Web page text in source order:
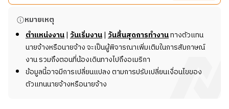
รายละเอียดงาน
เรากำลังมองหาIce Cream Sellerที่ร่าเริง กระตือรือร้น
และรักงานบริการ มาเป็นส่วนหนึ่งของทีม Sweet Darlings
เพื่อมอบรอยยิ้มและความสุขให้กับลูกค้าผ่านไอศกรีมโฮมเมด
และขนมหวานแสนอร่อย ในตำแหน่งนี้ น้อง ๆ จะมีบทบาทใน
การให้บริการลูกค้า จัดเตรียมและตักไอศกรีม รวมถึงดูแล
หมายเหตุ
ตำแหน่งงาน| วันเริ่มงาน| วันสิ้นสุดการทำงานทางตัวแทน
นายจ้างหรือนายจ้าง จะเป็นผู้พิจารณาเพิ่มเติมในการสัมภาษณ์
งาน รวมถึงตอนที่น้องเดินทางไปถึงอเมริกา
ข้อมูลนี้อาจมีการเปลี่ยนแปลง ตามการปรับเปลี่ยนเงื่อนไขของ
ตัวแทนนายจ้างหรือนายจ้าง